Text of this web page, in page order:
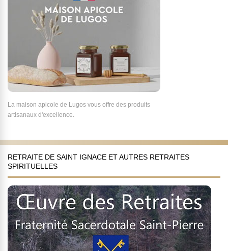
La maison apicole de Lugos vous offre des produits
artisanaux d'excellence.
RETRAITE DE SAINT IGNACE ET AUTRES RETRAITES
SPIRITUELLES